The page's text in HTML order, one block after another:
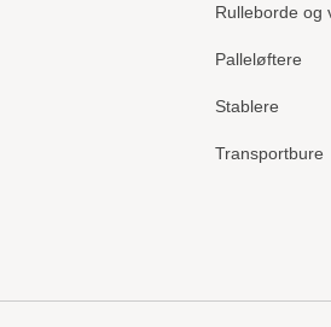
Rulleborde og
Palleløftere
Stablere
Transportbure